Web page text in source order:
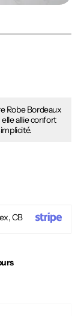
Robe Bordeaux
allie confort
CB